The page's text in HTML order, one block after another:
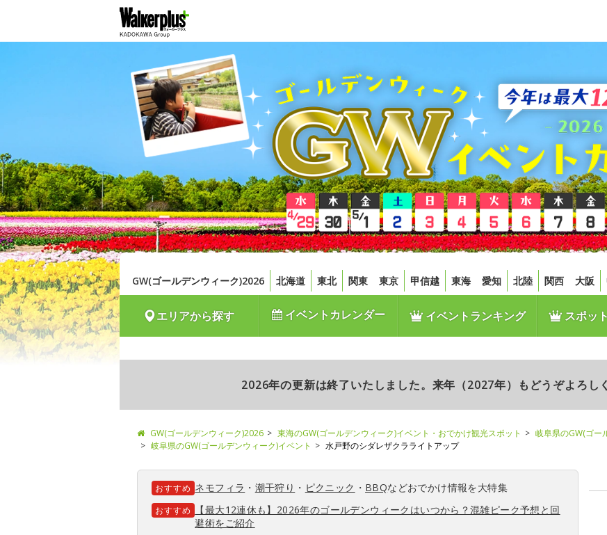
GW(ゴールデンウィーク)2026 北海道 東北 関東 東京 甲信越 東海 愛知 北陸 関西 大阪
エリアから探す イベントカレンダー イベントランキング スポッ
2026年の更新は終了いたしました。来年（2027年）もどうぞよろし
GW(ゴールデンウィーク)2026 東海のGW(ゴールデンウィーク)イベント・おでかけ観光スポット
岐阜県のGW(ゴー
岐阜県のGW(ゴールデンウィーク)イベント
水戸野のシダレザクラライトアップ
おすすめ ネモフィラ ・ 潮干狩り ・ ピクニック ・ BBQなどおでかけ情報を大特集
おすすめ
【最大12連休も】2026年のゴールデンウィークはいつから？混雑ピーク予想と回
避術をご紹介